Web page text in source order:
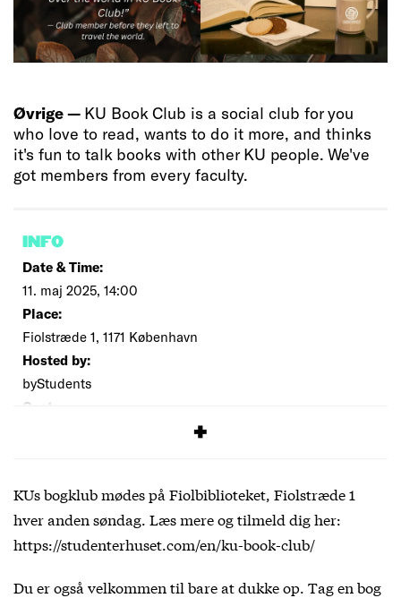
Øvrige — KU Book Club is a social club for you
who love to read, wants to do it more, and thinks
it's fun to talk books with other KU people. We've
got members from every faculty.
INFO
Date & Time:
11. maj 2025, 14:00
Place:
Fiolstræde 1, 1171 København
Hosted by:
byStudents
Cost:
KUs bogklub mødes på Fiolbiblioteket, Fiolstræde 1
hver anden søndag. Læs mere og tilmeld dig her:
https://studenterhuset.com/en/ku-book-club/
Du er også velkommen til bare at dukke op. Tag en bog